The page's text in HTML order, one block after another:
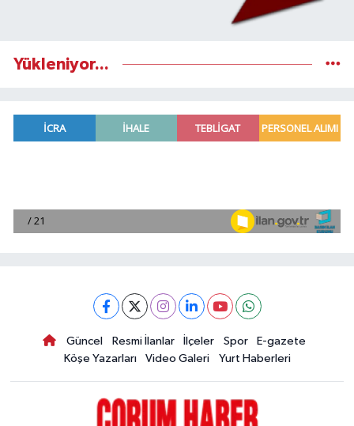
Yükleniyor...
Güncel Resmi İlanlar İlçeler Spor
E-gazete
Köşe Yazarları
Video Galeri Yurt Haberleri